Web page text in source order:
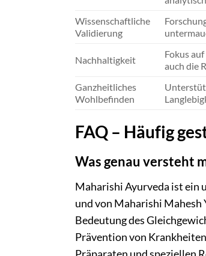
Wissenschaftliche
Validierung
Nachhaltigkeit
Fokus
auch die
Ganzheitliches
Wohlbefinden
FAQ – Häufig
Was genau versteht
Maharishi Ayurveda ist ein
und von Maharishi Mahesh
Bedeutung des
Prävention von